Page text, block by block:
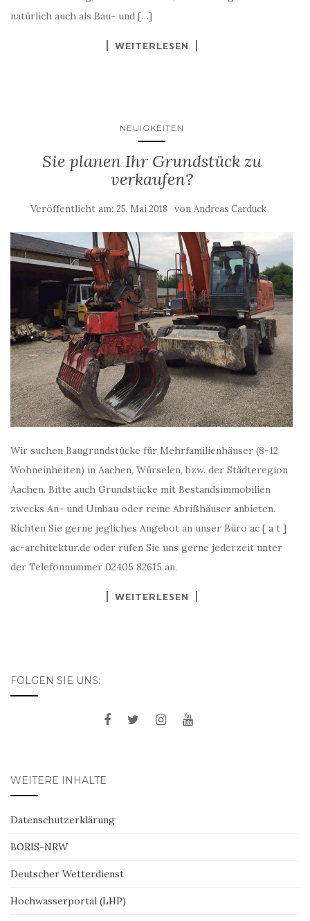
natürlich auch als Bau- und […]
WEITERLESEN
NEUIGKEITEN
Sie planen Ihr Grundstück zu
verkaufen?
Veröffentlicht am: 25. Mai 2018 von Andreas Carduck
Wir suchen Baugrundstücke für Mehrfamilienhäuser (8-12
Wohneinheiten) in Aachen, Würselen, bzw. der Städteregion
Aachen. Bitte auch Grundstücke mit Bestandsimmobilien
zwecks An- und Umbau oder reine Abrißhäuser anbieten.
Richten Sie gerne jegliches Angebot an unser Büro ac [ a t ]
ac-architektur.de oder rufen Sie uns gerne jederzeit unter
der Telefonnummer 02405 82615 an.
WEITERLESEN
FOLGEN SIE UNS:
WEITERE INHALTE
Datenschutzerklärung
BORIS-NRW
Deutscher Wetterdienst
Hochwasserportal (LHP)